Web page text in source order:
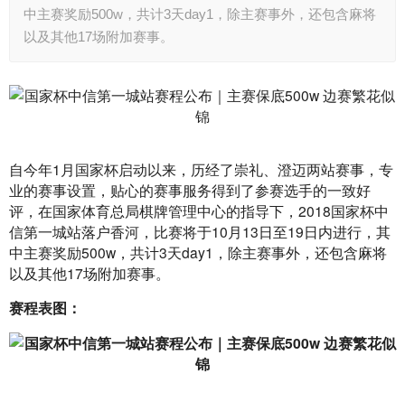
中主赛奖励500w，共计3天day1，除主赛事外，还包含麻将
以及其他17场附加赛事。
自今年1月国家杯启动以来，历经了崇礼、澄迈两站赛事，专
业的赛事设置，贴心的赛事服务得到了参赛选手的一致好
评，在国家体育总局棋牌管理中心的指导下，2018国家杯中
信第一城站落户香河，比赛将于10月13日至19日内进行，其
中主赛奖励500w，共计3天day1，除主赛事外，还包含麻将
以及其他17场附加赛事。
赛程表图：